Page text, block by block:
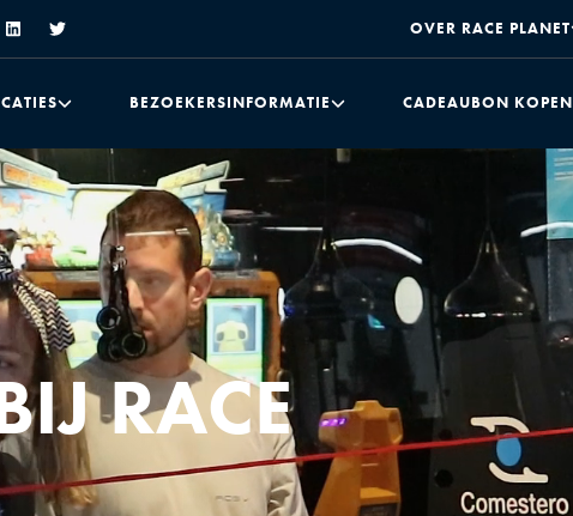
OVER RACE PLANET
BEZOEKERSINFORMATIE CADEAUBON KOPEN
RACE